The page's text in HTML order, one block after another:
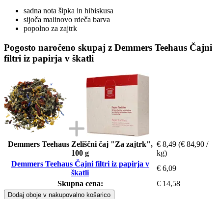
sadna nota šipka in hibiskusa
sijoča malinovo rdeča barva
popolno za zajtrk
Pogosto naročeno skupaj z Demmers Teehaus Čajni
filtri iz papirja v škatli
Demmers Teehaus Zeliščni čaj "Za zajtrk",
100 g
€ 8,49 (€ 84,90 /
kg)
Demmers Teehaus Čajni filtri iz papirja v
škatli
€ 6,09
Skupna cena:
€ 14,58
Dodaj oboje v nakupovalno košarico